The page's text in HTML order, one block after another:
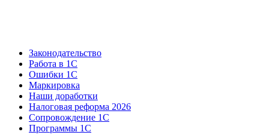
Законодательство
Работа в 1С
Ошибки 1С
Маркировка
Наши доработки
Налоговая реформа 2026
Сопровождение 1С
Программы 1С